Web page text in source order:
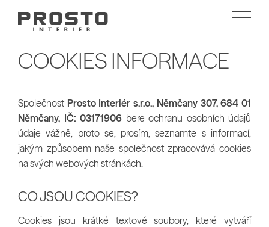
COOKIES INFORMACE
Společnost Prosto Interiér s.r.o., Němčany 307, 684 01
Němčany, IČ: 03171906 bere ochranu osobních údajů
údaje vážně, proto se, prosím, seznamte s informací,
jakým způsobem naše společnost zpracovává cookies
na svých webových stránkách.
CO JSOU COOKIES?
Cookies jsou krátké textové soubory, které vytváří